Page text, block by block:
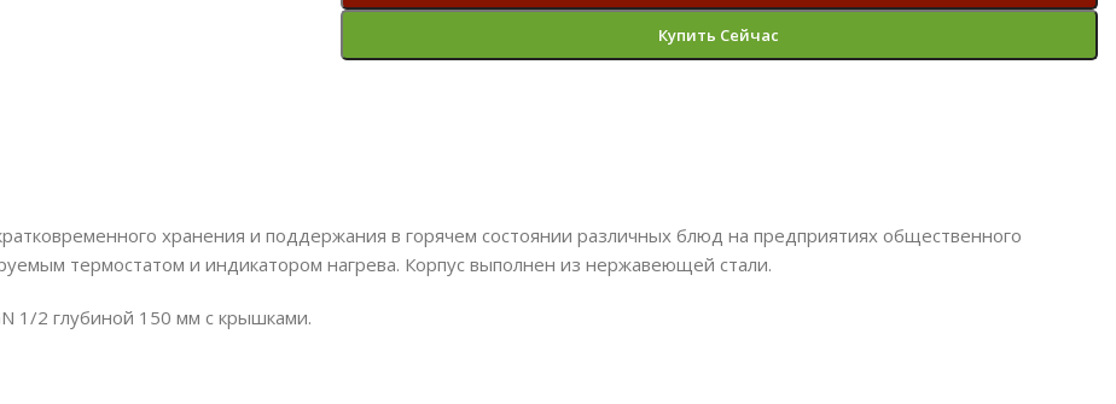
Купить Сейчас
хранения и поддержания в горячем состоянии различных блюд на предприятиях общественного
термостатом и индикатором нагрева. Корпус выполнен из нержавеющей стали.
1/2 глубиной 150 мм с крышками.